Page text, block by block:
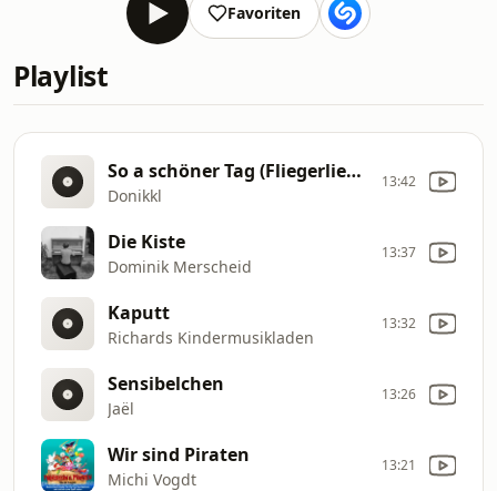
Favoriten
Playlist
So a schöner Tag (Fliegerlied) (Single Mix)
Donikkl
13:42
Die Kiste
Dominik Merscheid
13:37
Kaputt
Richards Kindermusikladen
13:32
Sensibelchen
Jaël
13:26
Wir sind Piraten
Michi Vogdt
13:21